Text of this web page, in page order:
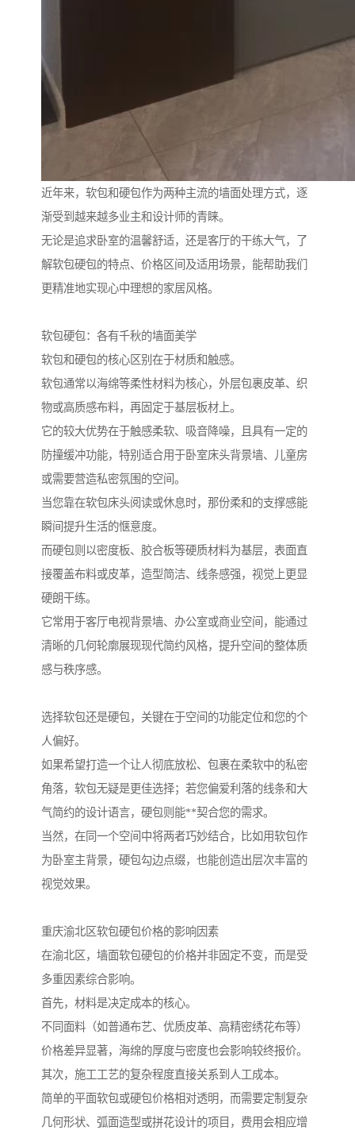
近年来，软包和硬包作为两种主流的墙面处理方式，逐
渐受到越来越多业主和设计师的青睐。
无论是追求卧室的温馨舒适，还是客厅的干练大气，了
解软包硬包的特点、价格区间及适用场景，能帮助我们
更精准地实现心中理想的家居风格。
软包硬包：各有千秋的墙面美学
软包和硬包的核心区别在于材质和触感。
软包通常以海绵等柔性材料为核心，外层包裹皮革、织
物或高质感布料，再固定于基层板材上。
它的较大优势在于触感柔软、吸音降噪，且具有一定的
防撞缓冲功能，特别适合用于卧室床头背景墙、儿童房
或需要营造私密氛围的空间。
当您靠在软包床头阅读或休息时，那份柔和的支撑感能
瞬间提升生活的惬意度。
而硬包则以密度板、胶合板等硬质材料为基层，表面直
接覆盖布料或皮革，造型简洁、线条感强，视觉上更显
硬朗干练。
它常用于客厅电视背景墙、办公室或商业空间，能通过
清晰的几何轮廓展现现代简约风格，提升空间的整体质
感与秩序感。
选择软包还是硬包，关键在于空间的功能定位和您的个
人偏好。
如果希望打造一个让人彻底放松、包裹在柔软中的私密
角落，软包无疑是更佳选择；若您偏爱利落的线条和大
气简约的设计语言，硬包则能**契合您的需求。
当然，在同一个空间中将两者巧妙结合，比如用软包作
为卧室主背景，硬包勾边点缀，也能创造出层次丰富的
视觉效果。
重庆渝北区软包硬包价格的影响因素
在渝北区，墙面软包硬包的价格并非固定不变，而是受
多重因素综合影响。
首先，材料是决定成本的核心。
不同面料（如普通布艺、优质皮革、高精密绣花布等）
价格差异显著，海绵的厚度与密度也会影响较终报价。
其次，施工工艺的复杂程度直接关系到人工成本。
简单的平面软包或硬包价格相对透明，而需要定制复杂
几何形状、弧面造型或拼花设计的项目，费用会相应增